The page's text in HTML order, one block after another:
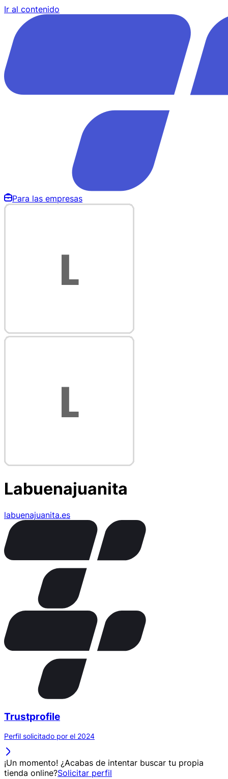
Ir al contenido
Para las empresas
Labuenajuanita
labuenajuanita.es
Trustprofile
Perfil solicitado por el 2024
¡Un momento! ¿Acabas de intentar buscar tu propia
tienda online?Solicitar perfil